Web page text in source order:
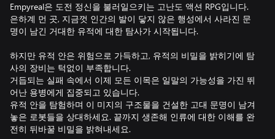
Empyreal은 도전 정신을 불러일으키는 고난도 액션 RPG입니다.
은하계 먼 곳, 지금껏 인간의 발이 닿지 않은 행성에서 사라진 문
명이 남긴 거대한 유적에 대한 탐사가 시작됩니다.
하지만 유적 안은 위험으로 가득하고, 유적의 비밀을 밝히기에 탐
사의 장비는 턱없이 부족합니다.
거듭되는 실패 속에서 이제 모든 이목은 일말의 가능성을 가진 뛰
어난 용병에게 집중되고 있습니다.
유적 안을 탐험하며 이 미지의 구조물을 건설한 고대 문명이 남겨
놓은 로봇들을 상대하세요. 끝까지 생존해 인류에 대한 이해를 완
전히 뒤바꿀 비밀을 밝혀내세요.